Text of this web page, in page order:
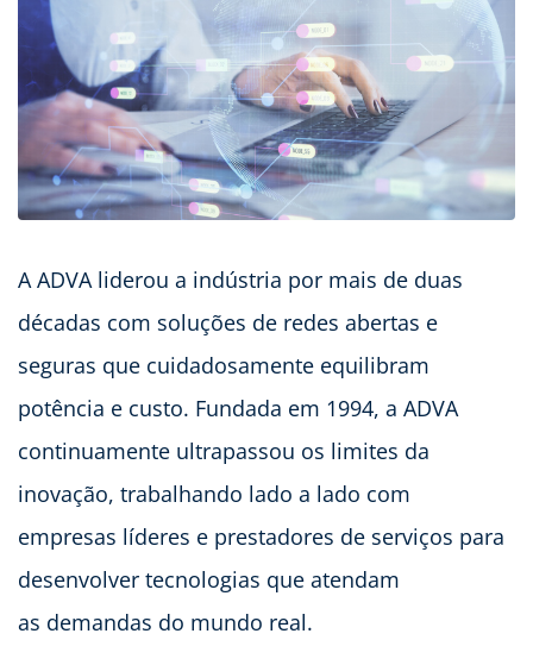
A ADVA liderou a indústria por mais de duas
décadas com soluções de redes abertas e
seguras que cuidadosamente equilibram
potência e custo. Fundada em 1994, a ADVA
continuamente ultrapassou os limites da
inovação, trabalhando lado a lado com
empresas líderes e prestadores de serviços para
desenvolver tecnologias que atendam
as demandas do mundo real.